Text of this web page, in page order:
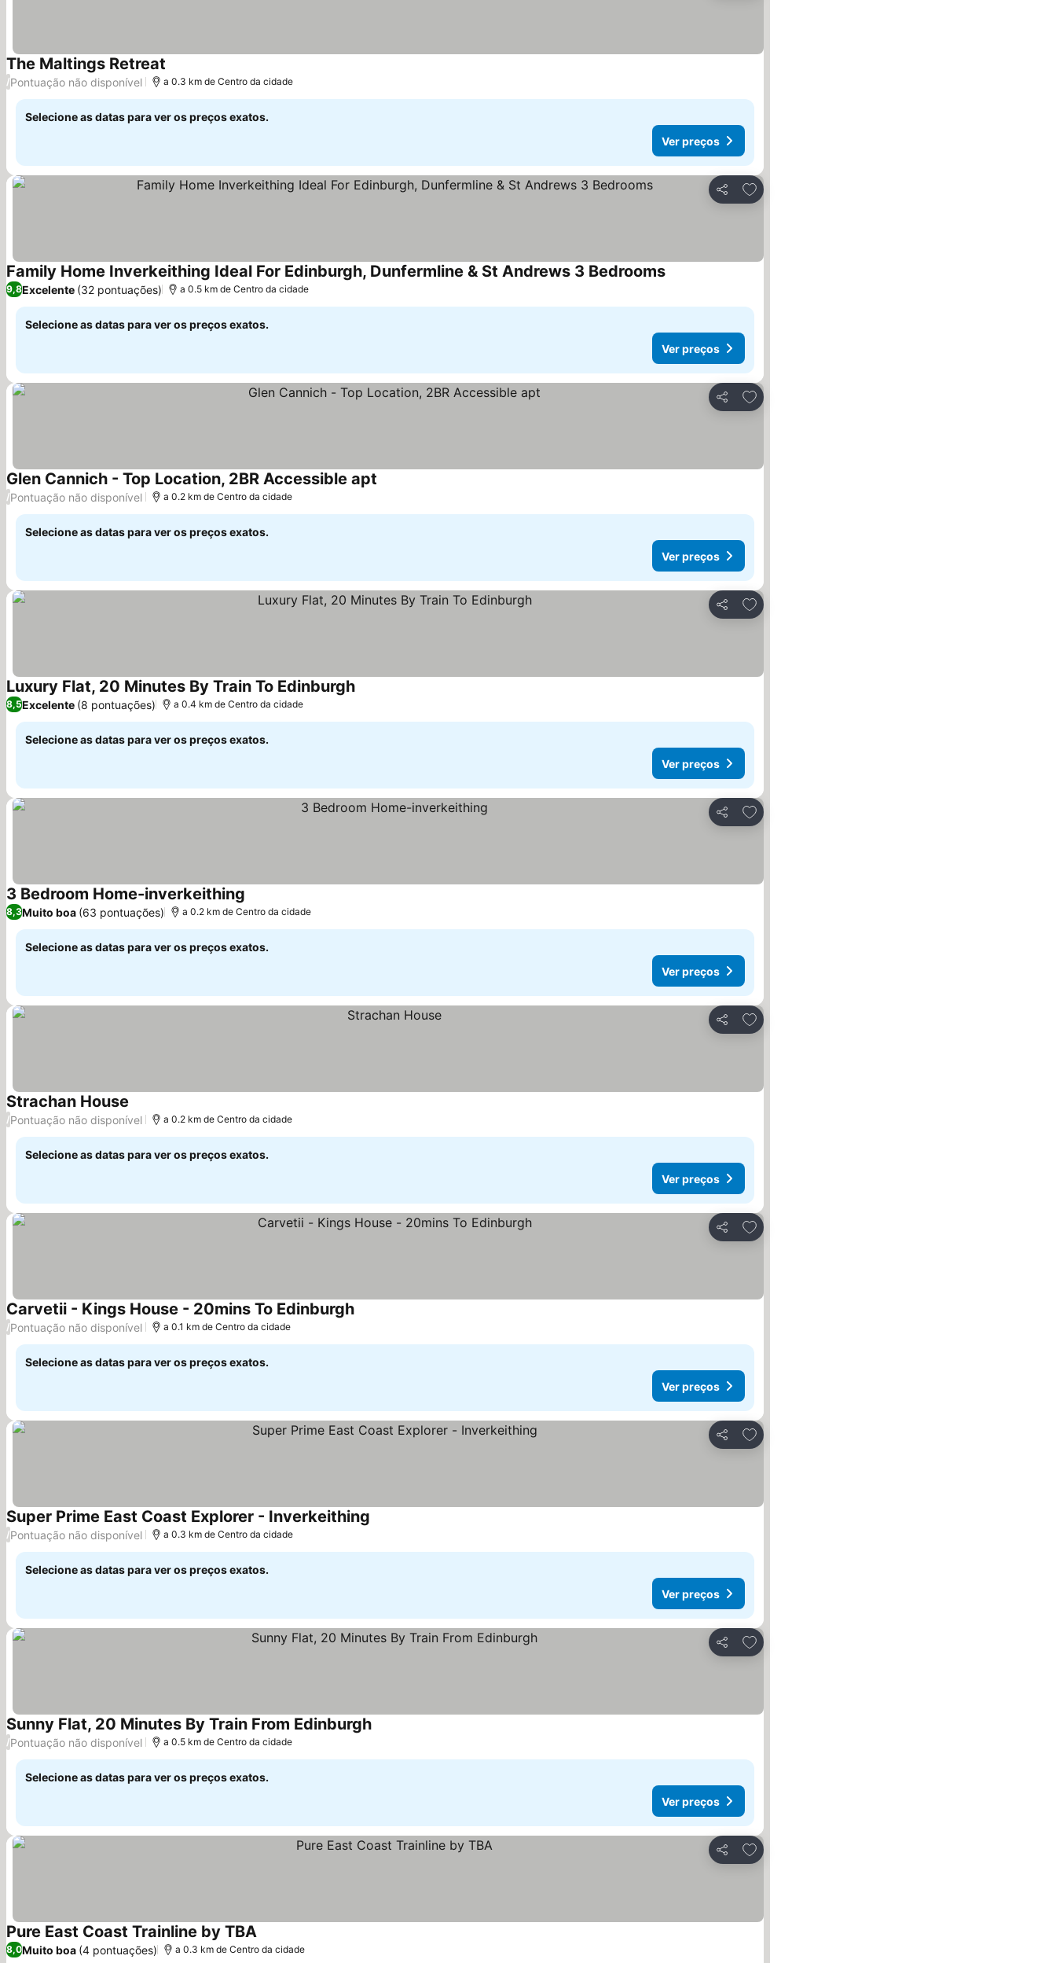
The Maltings Retreat
/Pontuação não disponível a 0.3 km de Centro da cidade
Selecione as datas para ver os preços exatos.
Ver preços
Partilhar
Adicionar aos favoritos
Family Home Inverkeithing Ideal For Edinburgh, Dunfermline & St Andrews 3 BedroomsVer preços
9,8Excelente (32 pontuações) a 0.5 km de Centro da cidade
Selecione as datas para ver os preços exatos.
Ver preços
Partilhar
Adicionar aos favoritos
Glen Cannich - Top Location, 2BR Accessible apt
/Pontuação não disponível a 0.2 km de Centro da cidade
Selecione as datas para ver os preços exatos.
Ver preços
Partilhar
Adicionar aos favoritos
Luxury Flat, 20 Minutes By Train To EdinburghVer preços
8,5Excelente (8 pontuações) a 0.4 km de Centro da cidade
Selecione as datas para ver os preços exatos.
Ver preços
Partilhar
Adicionar aos favoritos
3 Bedroom Home-inverkeithing
8,3Muito boa (63 pontuações) a 0.2 km de Centro da cidade
Selecione as datas para ver os preços exatos.
Ver preços
Partilhar
Adicionar aos favoritos
Strachan House Ver preços
/Pontuação não disponível a 0.2 km de Centro da cidade
Selecione as datas para ver os preços exatos.
Ver preços
Partilhar
Adicionar aos favoritos
Carvetii - Kings House - 20mins To EdinburghVer preços
/Pontuação não disponível a 0.1 km de Centro da cidade
Selecione as datas para ver os preços exatos.
Ver preços
Partilhar
Adicionar aos favoritos
Super Prime East Coast Explorer - Inverkeithing
/Pontuação não disponível a 0.3 km de Centro da cidade
Selecione as datas para ver os preços exatos.
Ver preços
Partilhar
Adicionar aos favoritos
Sunny Flat, 20 Minutes By Train From EdinburghVer preços
/Pontuação não disponível a 0.5 km de Centro da cidade
Selecione as datas para ver os preços exatos.
Ver preços
Partilhar
Adicionar aos favoritos
Pure East Coast Trainline by TBAVer preços
8,0Muito boa (4 pontuações) a 0.3 km de Centro da cidade